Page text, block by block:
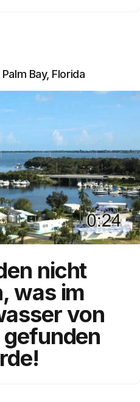
Bay, Florida
nicht
was im
von
gefunden